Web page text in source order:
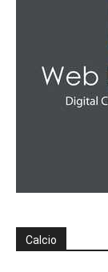
Calcio